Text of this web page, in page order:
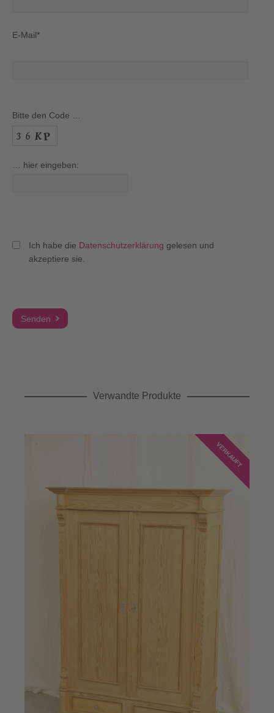
E-Mail*
Bitte den Code …
… hier eingeben:
Ich habe die Datenschutzerklärung gelesen und
akzeptiere sie.
Verwandte Produkte
VERKAUFT